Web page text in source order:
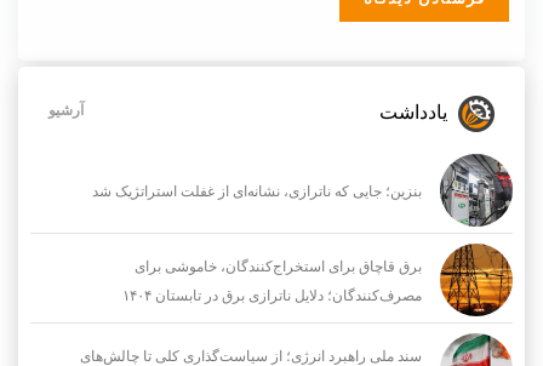
یادداشت آرشیو
بنزین؛ جایی که ناترازی، نشانه‌ای از غفلت استراتژیک شد
برق قاچاق برای استخراج‌کنندگان، خاموشی برای
مصرف‌کنندگان؛ دلایل ناترازی برق در تابستان ۱۴۰۴
سند ملی راهبرد انرژی؛ از سیاست‌گذاری کلی تا چالش‌های